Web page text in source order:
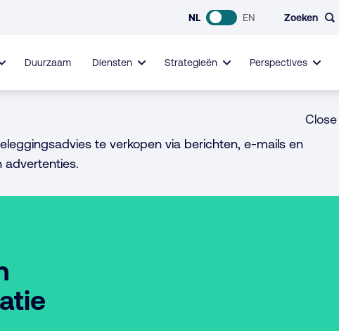
NL EN Zoeken
Duurzaam Diensten Strategieën Perspectives
te verkopen via berichten, e-mails en
advertenties.
Close